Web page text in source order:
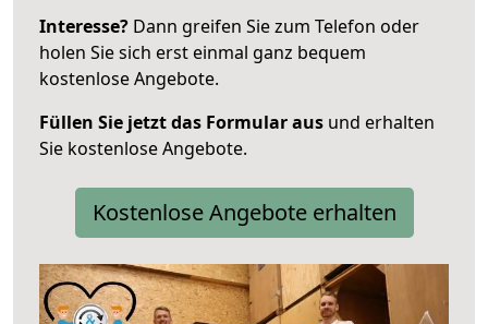
Interesse? Dann greifen Sie zum Telefon oder
holen Sie sich erst einmal ganz bequem
kostenlose Angebote.
Füllen Sie jetzt das Formular aus und erhalten
Sie kostenlose Angebote.
Kostenlose Angebote erhalten